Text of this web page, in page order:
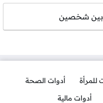
بين شخصين
للمرأة
أدوات الصحة
أدوات مالية